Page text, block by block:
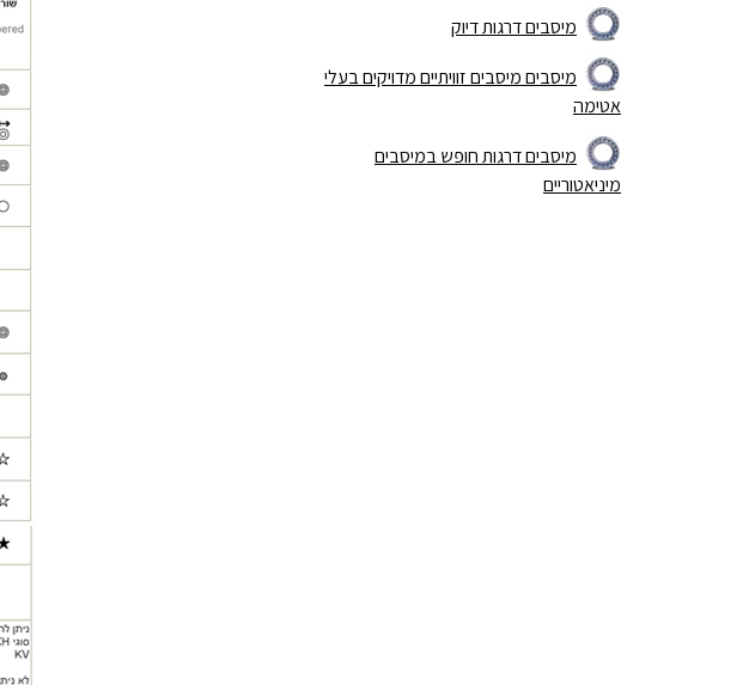
מיסבים דרגות דיוק
מיסבים מיסבים זוויתיים מדויקים בעלי
אטימה
מיסבים דרגות חופש במיסבים
מיניאטוריים